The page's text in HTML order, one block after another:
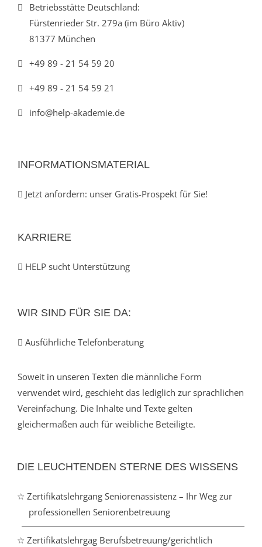
Betriebsstätte Deutschland:
Fürstenrieder Str. 279a (im Büro Aktiv)
81377 München
+49 89 - 21 54 59 20
+49 89 - 21 54 59 21
info@help-akademie.de
INFORMATIONSMATERIAL
Jetzt anfordern: unser Gratis-Prospekt für Sie!
KARRIERE
HELP sucht Unterstützung
WIR SIND FÜR SIE DA:
Ausführliche Telefonberatung
Soweit in unseren Texten die männliche Form
verwendet wird, geschieht das lediglich zur sprachlichen
Vereinfachung. Die Inhalte und Texte gelten
gleichermaßen auch für weibliche Beteiligte.
DIE LEUCHTENDEN STERNE DES WISSENS
☆ Zertifikatslehrgang Seniorenassistenz – Ihr Weg zur
professionellen Seniorenbetreuung
☆ Zertifikatslehrgag Berufsbetreuung/gerichtlich